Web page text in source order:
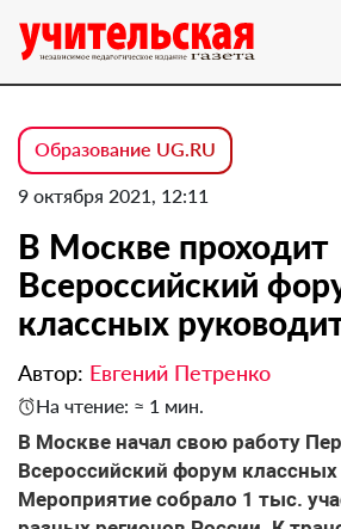
Образование UG.RU
9 октября 2021, 12:11
В Москве проходит
Всероссийский
классных
Автор: Евгений Петренко
На чтение: ≈ 1 мин.
В Москве начал свою работу
Всероссийский форум
Мероприятие собрало 1 тыс.